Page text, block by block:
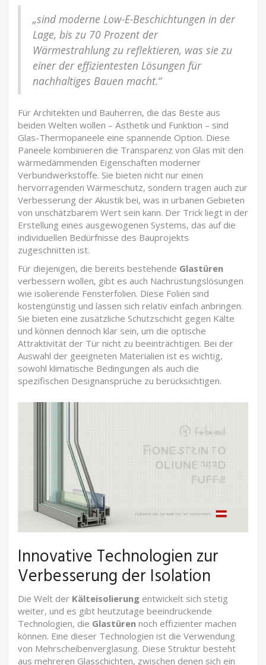
„sind moderne Low-E-Beschichtungen in der
Lage, bis zu 70 Prozent der
Wärmestrahlung zu reflektieren, was sie zu
einer der effizientesten Lösungen für
nachhaltiges Bauen macht.“
Für Architekten und Bauherren, die das Beste aus
beiden Welten wollen – Ästhetik und Funktion – sind
Glas-Thermopaneele eine spannende Option. Diese
Paneele kombinieren die Transparenz von Glas mit den
wärmedämmenden Eigenschaften moderner
Verbundwerkstoffe. Sie bieten nicht nur einen
hervorragenden Wärmeschutz, sondern tragen auch zur
Verbesserung der Akustik bei, was in urbanen Gebieten
von unschätzbarem Wert sein kann. Der Trick liegt in der
Erstellung eines ausgewogenen Systems, das auf die
individuellen Bedürfnisse des Bauprojekts
zugeschnitten ist.
Für diejenigen, die bereits bestehende Glastüren
verbessern wollen, gibt es auch Nachrüstungslösungen
wie isolierende Fensterfolien. Diese Folien sind
kostengünstig und lassen sich relativ einfach anbringen.
Sie bieten eine zusätzliche Schutzschicht gegen Kälte
und können dennoch klar sein, um die optische
Attraktivität der Tür nicht zu beeinträchtigen. Bei der
Auswahl der geeigneten Materialien ist es wichtig,
sowohl klimatische Bedingungen als auch die
spezifischen Designansprüche zu berücksichtigen.
Innovative Technologien zur
Verbesserung der Isolation
Die Welt der Kälteisolierung entwickelt sich stetig
weiter, und es gibt heutzutage beeindruckende
Technologien, die Glastüren noch effizienter machen
können. Eine dieser Technologien ist die Verwendung
von Mehrscheibenverglasung. Diese Struktur besteht
aus mehreren Glasschichten, zwischen denen sich ein